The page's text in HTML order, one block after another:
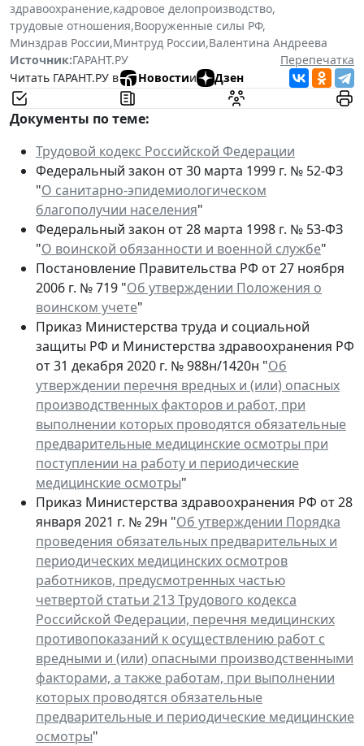
здравоохранение,кадровое делопроизводство,
трудовые отношения,Вооруженные силы РФ,
Минздрав России,Минтруд России,Валентина Андреева
Источник:ГАРАНТ.РУ
Перепечатка
Читать ГАРАНТ.РУ в
Новостии Дзен
Документы по теме:
Трудовой кодекс Российской Федерации
Федеральный закон от 30 марта 1999 г. № 52-ФЗ
"О санитарно-эпидемиологическом
благополучии населения"
Федеральный закон от 28 марта 1998 г. № 53-ФЗ
"О воинской обязанности и военной службе"
Постановление Правительства РФ от 27 ноября
2006 г. № 719 "Об утверждении Положения о
воинском учете"
Приказ Министерства труда и социальной
защиты РФ и Министерства здравоохранения РФ
от 31 декабря 2020 г. № 988н/1420н "Об
утверждении перечня вредных и (или) опасных
производственных факторов и работ, при
выполнении которых проводятся обязательные
предварительные медицинские осмотры при
поступлении на работу и периодические
медицинские осмотры"
Приказ Министерства здравоохранения РФ от 28
января 2021 г. № 29н "Об утверждении Порядка
проведения обязательных предварительных и
периодических медицинских осмотров
работников, предусмотренных частью
четвертой статьи 213 Трудового кодекса
Российской Федерации, перечня медицинских
противопоказаний к осуществлению работ с
вредными и (или) опасными производственными
факторами, а также работам, при выполнении
которых проводятся обязательные
предварительные и периодические медицинские
осмотры"